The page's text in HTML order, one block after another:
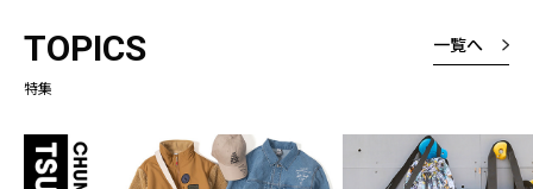
TOPICS
特集
一覧へ